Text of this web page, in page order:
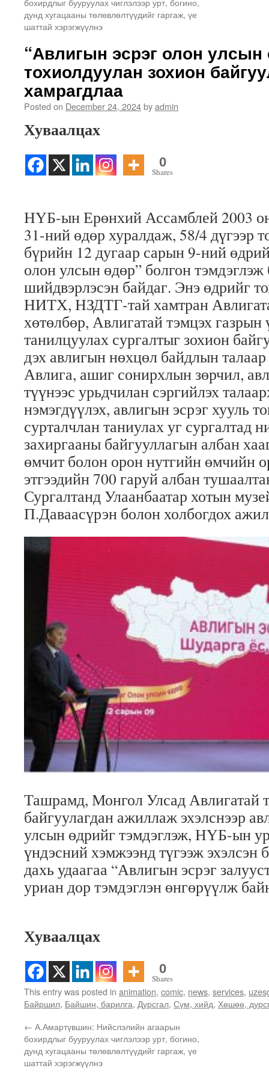
дунд хугацааны төлөвлөлтүүдийг гаргаж, үе
шаттай хэрэгжүүлнэ
“Авлигын эсрэг олон улсын
тохиолдуулан зохион
хамрагдлаа
Posted on December 24, 2024byadmin
Хуваалцах
0
Shares
НҮБ-ын Ерөнхий Ассамблей 2003
31-ний өдөр хуралдаж, 58/4 дүгээр
бүрийн 12 дугаар сарын 9-ний
олон улсын өдөр” болгон тэмдэглэж
шийдвэрлэсэн байдаг. Энэ өдрийг
НИТХ, НЗДТГ-тай хамтран
хөтөлбөр, Авлигатай тэмцэх газрын
танилцуулах сургалтыг зохион
дэх авлигын нөхцөл байдлын
Авлига, ашиг сонирхлын зөрчил,
түүнээс урьдчилан сэргийлэх
нэмэгдүүлэх, авлигын эсрэг хууль
сурталчлан таниулах уг сургалтад
захиргааны байгууллагын албан
өмчит болон орон нутгийн өмчийн
этгээдийн 700 гаруй албан
Сургалтанд Улаанбаатар хотын
П.Даваасүрэн болон холбогдох
Ташрамд, Монгол Улсад Авлигатай
байгуулагдан ажиллаж эхэлснээр
улсын өдрийг тэмдэглэж, НҮБ-ын
үндэсний хэмжээнд түгээж эхэлсэн
дахь удаагаа “Авлигын эсрэг
уриан дор тэмдэглэн өнгөрүүлж
Хуваалцах
0
Shares
This entry was posted in animation, comic, news, services,
Байршил, Байшин, барилга, Дурсгал, Сүм, хийд, Хөшөө,
← А.Амартүвшин: Нийслэлийн агаарын
бохирдлыг бууруулах чиглэлээр урт, богино,
дунд хугацааны төлөвлөлтүүдийг гаргаж, үе
шаттай хэрэгжүүлнэ